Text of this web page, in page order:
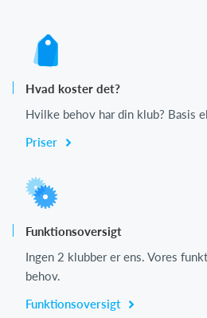
Hvad koster det?
Hvilke behov har din klub? Basis
Priser
Funktionsoversigt
Ingen 2 klubber er ens. Vores
behov.
Funktionsoversigt